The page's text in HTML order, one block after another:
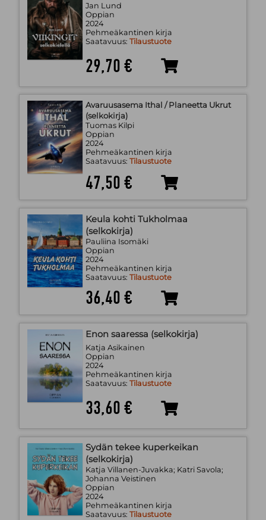
Jan Lund
Oppian
2024
Pehmeäkantinen kirja
Saatavuus: Tilaustuote
29,70 €
Avaruusasema Ithal / Planeetta Ukrut
(selkokirja)
Tuomas Kilpi
Oppian
2024
Pehmeäkantinen kirja
Saatavuus: Tilaustuote
47,50 €
Keula kohti Tukholmaa
(selkokirja)
Pauliina Isomäki
Oppian
2024
Pehmeäkantinen kirja
Saatavuus: Tilaustuote
36,40 €
Enon saaressa (selkokirja)
Katja Asikainen
Oppian
2024
Pehmeäkantinen kirja
Saatavuus: Tilaustuote
33,60 €
Sydän tekee kuperkeikan
(selkokirja)
Katja Villanen-Juvakka; Katri Savola;
Johanna Veistinen
Oppian
2024
Pehmeäkantinen kirja
Saatavuus: Tilaustuote